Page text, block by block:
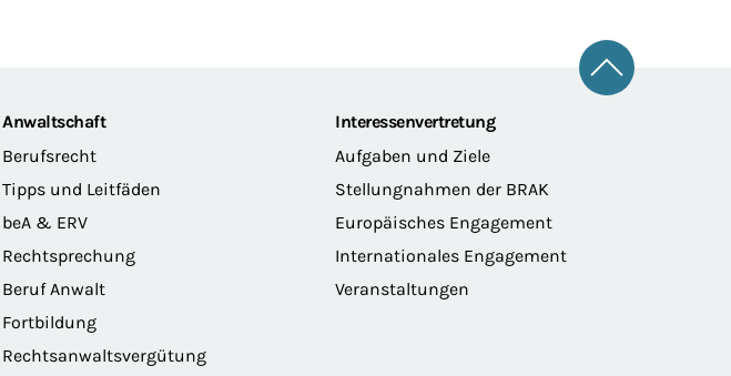
Zum
Anwaltschaft
Berufsrecht
Tipps und Leitfäden
beA & ERV
Rechtsprechung
Beruf Anwalt
Fortbildung
Rechtsanwaltsvergütung
Interessenvertretung
Aufgaben und Ziele
Stellungnahmen der BRAK
Europäisches Engagement
Internationales Engagement
Veranstaltungen